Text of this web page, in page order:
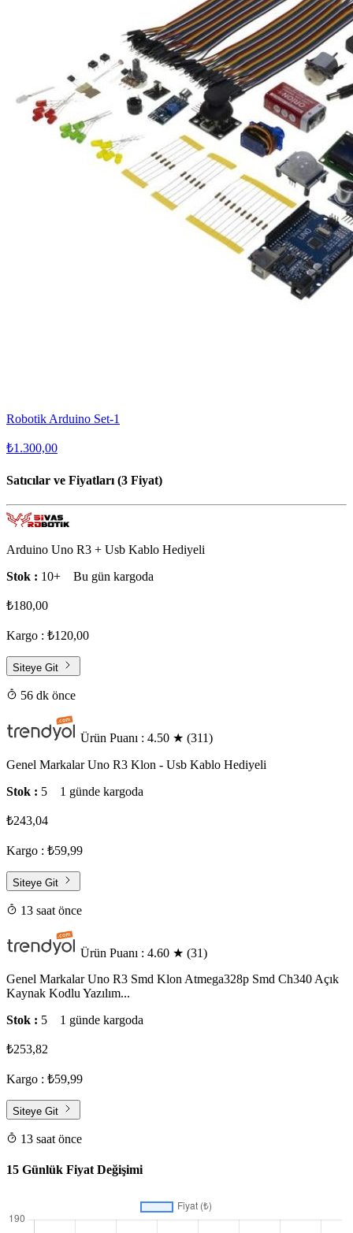
Robotik Arduino Set-1
₺1.300,00
Satıcılar ve Fiyatları (3 Fiyat)
Arduino Uno R3 + Usb Kablo Hediyeli
Stok : 10+ Bu gün kargoda
₺180,00
Kargo : ₺120,00
Siteye Git
56 dk önce
Ürün Puanı : 4.50 ★ (311)
Genel Markalar Uno R3 Klon - Usb Kablo Hediyeli
Stok : 5 1 günde kargoda
₺243,04
Kargo : ₺59,99
Siteye Git
13 saat önce
Ürün Puanı : 4.60 ★ (31)
Genel Markalar Uno R3 Smd Klon Atmega328p Smd Ch340 Açık
Kaynak Kodlu Yazılım...
Stok : 5 1 günde kargoda
₺253,82
Kargo : ₺59,99
Siteye Git
13 saat önce
15 Günlük Fiyat Değişimi